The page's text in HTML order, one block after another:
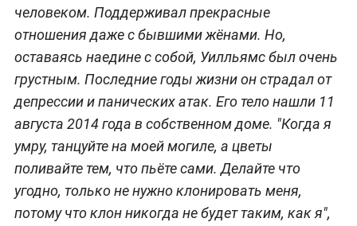
человеком. Поддерживал прекрасные
отношения даже с бывшими жёнами. Но,
оставаясь наедине с собой, Уилльямс был очень
грустным. Последние годы жизни он страдал от
депрессии и панических атак. Его тело нашли 11
августа 2014 года в собственном доме. "Когда я
умру, танцуйте на моей могиле, а цветы
поливайте тем, что пьёте сами. Делайте что
угодно, только не нужно клонировать меня,
потому что клон никогда не будет таким, как я",